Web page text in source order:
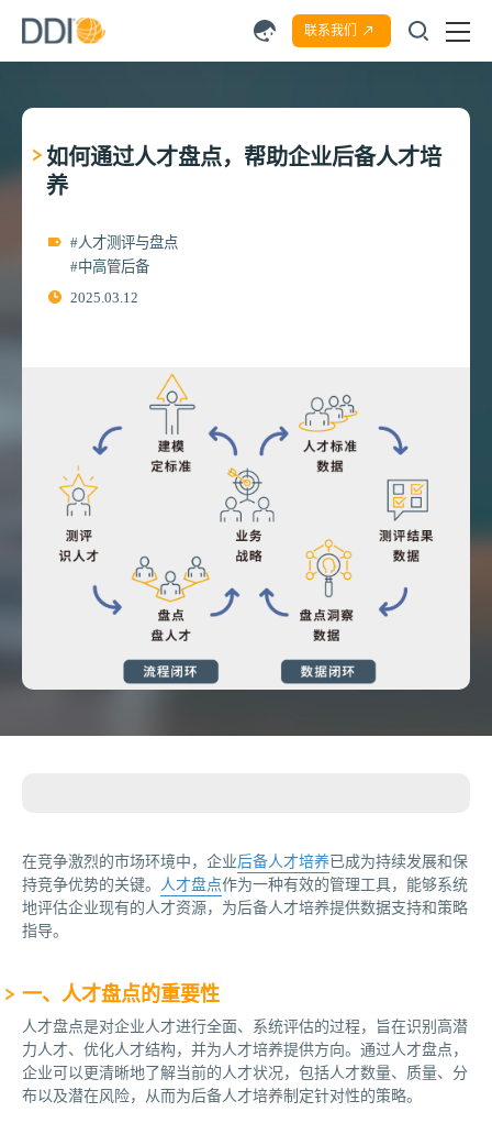
联系我们
如何通过人才盘点，帮助企业后备人才培
养‌
#人才测评与盘点
#中高管后备
2025.03.12
在竞争激烈的市场环境中，企业后备人才培养 已成为持续发展和保
持竞争优势的关键。 人才盘点作为一种有效的管理工具，能够系统
地评估企业现有的人才资源，为后备人才培养提供数据支持和策略
指导。
‌一、人才盘点的重要性‌
人才盘点是对企业人才进行全面、系统评估的过程，旨在识别高潜
力人才、优化人才结构，并为人才培养提供方向。通过人才盘点，
企业可以更清晰地了解当前的人才状况，包括人才数量、质量、分
布以及潜在风险，从而为后备人才培养制定针对性的策略。